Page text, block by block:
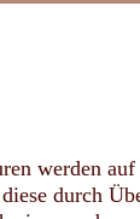
werden
durch